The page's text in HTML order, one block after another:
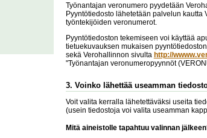
Työnantajan veronumero pyydetään
Pyyntötiedosto lähetetään palvelun
työntekijöiden veronumerot.
Pyyntötiedoston tekemiseen voi käyttää
tietuekuvauksen mukaisen
sekä Verohallinnon sivulta http://
"Työnantajan veronumeropyynnöt
3. Voinko lähettää useamman
Voit valita kerralla lähetettäväksi useita
(usein tiedostoja voi valita useamman
Mitä aineistolle tapahtuu valinnan